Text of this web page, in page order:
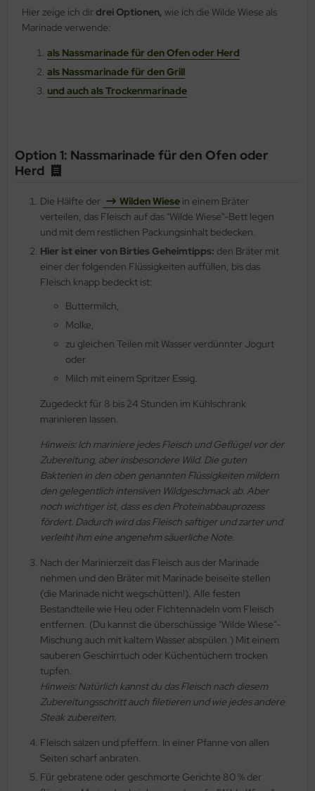
Hier zeige ich dir drei Optionen, wie ich die Wilde Wiese als
Marinade verwende:
als Nassmarinade für den Ofen oder Herd
als Nassmarinade für den Grill
und auch als Trockenmarinade
Option 1: Nassmarinade für den Ofen oder
Herd
Die Hälfte der Wilden Wiese in einem Bräter
verteilen, das Fleisch auf das "Wilde Wiese"-Bett legen
und mit dem restlichen Packungsinhalt bedecken.
Hier ist einer von Birties Geheimtipps: den Bräter mit
einer der folgenden Flüssigkeiten auffüllen, bis das
Fleisch knapp bedeckt ist:
Buttermilch,
Molke,
zu gleichen Teilen mit Wasser verdünnter Jogurt
oder
Milch mit einem Spritzer Essig.
Zugedeckt für 8 bis 24 Stunden im Kühlschrank
marinieren lassen.
Hinweis: Ich mariniere jedes Fleisch und Geflügel vor der
Zubereitung, aber insbesondere Wild. Die guten
Bakterien in den oben genannten Flüssigkeiten mildern
den gelegentlich intensiven Wildgeschmack ab. Aber
noch wichtiger ist, dass es den Proteinabbauprozess
fördert. Dadurch wird das Fleisch saftiger und zarter und
verleiht ihm eine angenehm säuerliche Note.
Nach der Marinierzeit das Fleisch aus der Marinade
nehmen und den Bräter mit Marinade beiseite stellen
(die Marinade nicht wegschütten!). Alle festen
Bestandteile wie Heu oder Fichtennadeln vom Fleisch
entfernen. (Du kannst die überschüssige "Wilde Wiese"-
Mischung auch mit kaltem Wasser abspülen.) Mit einem
sauberen Geschirrtuch oder Küchentüchern trocken
tupfen.
Hinweis: Natürlich kannst du das Fleisch nach diesem
Zubereitungsschritt auch filetieren und wie jedes andere
Steak zubereiten.
Fleisch salzen und pfeffern. In einer Pfanne von allen
Seiten scharf anbraten.
Für gebratene oder geschmorte Gerichte 80 % der